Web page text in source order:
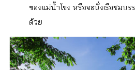
ของแม่น้ำโขง หรือจะนั่งเรือชมบร
ด้วย